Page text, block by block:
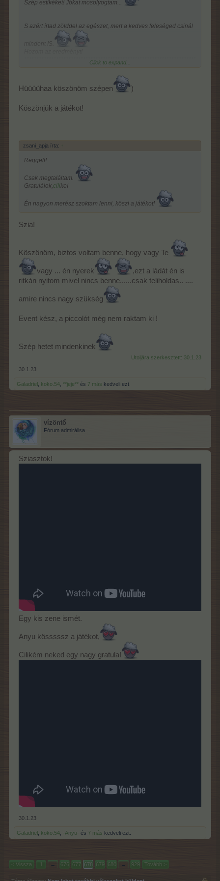
Szép estikéket! Jókat mosolyogtam...
S azért írtad zölddel az egészet, mert a kedves feleséged csinál
mindent IS.
**********************************************************************
***************************************
-Anyu- tippelőse
Click to expand...
Hüüüühaa köszönöm szépen )
Köszönjük a játékot!
zsani_apja írta: ↑
Reggelt!
Csak megtaláltam.
Gratulálok, cilike!
Én nagyon merész szoktam lenni, köszi a játékot!
Szia!
Köszönöm, biztos voltam benne, hogy vagy Te
vagy ... én nyerek
,ezt a ládát én is
ritkán nyitom mivel nincs benne......csak teliholdas.. ....
amire nincs nagy szükség
Event kész, a piccolót még nem raktam ki !
Szép hetet mindenkinek
Utoljára szerkesztett: 30.1.23
30.1.23
Galadriel koko.54 **jeje** és 7 más kedveli ezt.
vízöntő
Fórum admirálisa
Sziasztok!
Egy kis zene ismét.
Anyu kösssssz a játékot,
Cilikém neked egy nagy gratula!
30.1.23
Galadriel koko.54 -Anyu- és 7 más kedveli ezt.
< Vissza ← 676 677 678 679 680 → 929 Tovább >